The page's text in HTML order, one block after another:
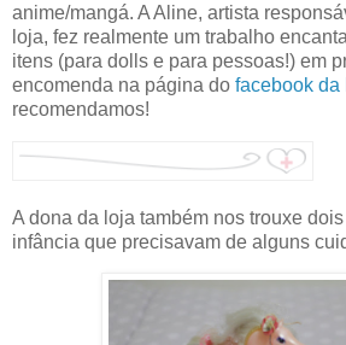
anime/mangá. A Aline, artista
loja, fez realmente um trabalho
itens (para dolls e para pessoas!) em
encomenda na página do facebook da
recomendamos!
A dona da loja também nos trouxe
infância que precisavam de alguns